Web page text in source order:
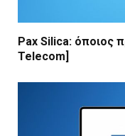
Pax Silica: όποιος
Telecom]